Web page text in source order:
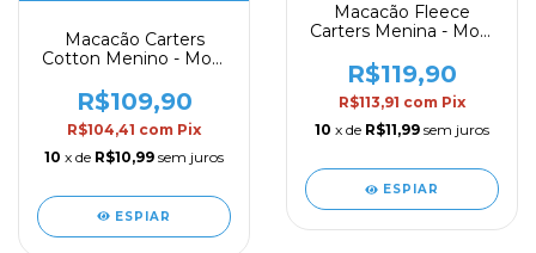
Macacão Carters
Cotton Menino - Mod.
R$109,90
R$104,41 com Pix
10 x de R$10,99 sem juros
ESPIAR
Macacão Fleece
Carters Menina - Mod.
R$119,90
R$113,91 com Pix
10 x de R$11,99 sem juros
ESPIAR